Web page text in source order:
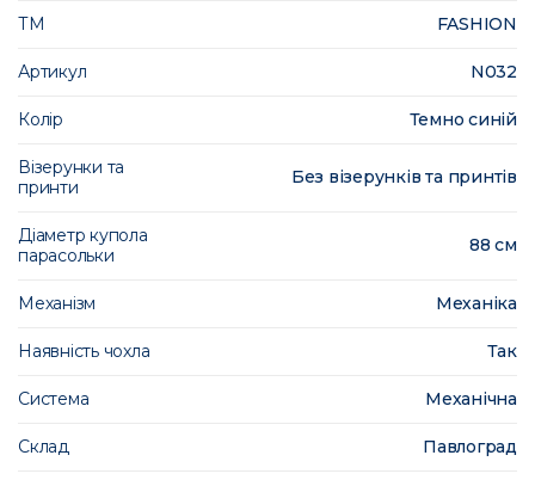
ТМ FASHION
Артикул N032
Колір Темно синій
Візерунки та
принти
Без візерунків та принтів
Діаметр купола
парасольки
88 см
Механізм Механіка
Наявність чохла Так
Система Механічна
Склад Павлоград